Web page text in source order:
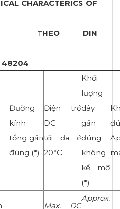
CHARACTERICS OF
DIN
48204
Đường
kính
tổng gần
đúng (*)
Điện trở
DC
tối đa ở
20°C
Khối
lượng
dây
gần
đúng
không
kể mỡ
(*)
Max. DC
Approx.